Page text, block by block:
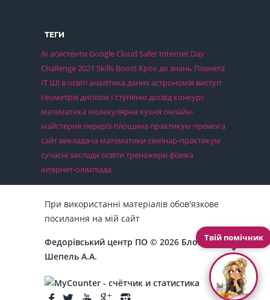
Твій помічник
ТЕГИ
AI асистенти Google Cloud Safer Internet Day
Challenge 2021 Skills Boost Крок до знань Планета
ІТ ШІ в освітіаналітика данихастрономія виступ
геометрія диплом І ступеню досвід конкурс
математика молекулярна кухня онлайн-
майстерня переріз площина практикум премога
сайт викладача математики семінар-практикум
сучасні заклади освіти тренажери фізика
інтернет-олімпіада
При використанні матеріалів обов'язкове
посилання на мій сайт
Федорівський центр ПО © 2026 Блог
Шепель А.А.